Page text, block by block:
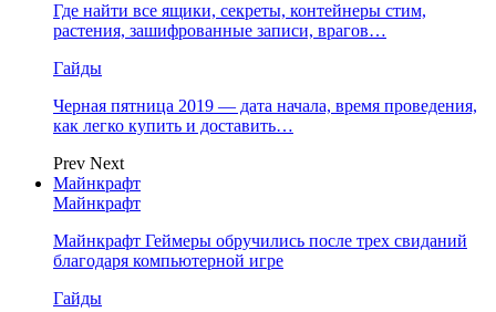
Где найти все ящики, секреты, контейнеры стим,
растения, зашифрованные записи, врагов…
Гайды
Черная пятница 2019 — дата начала, время проведения,
как легко купить и доставить…
Prev Next
Майнкрафт
Майнкрафт
Майнкрафт Геймеры обручились после трех свиданий
благодаря компьютерной игре
Гайды